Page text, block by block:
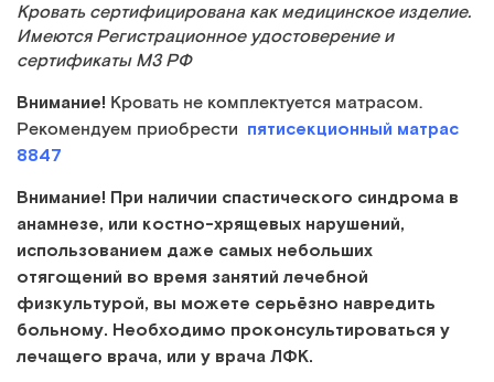
Кровать сертифицирована как медицинское изделие.
Имеются Регистрационное удостоверение и
сертификаты МЗ РФ
Внимание! Кровать не комплектуется матрасом.
Рекомендуем приобрести пятисекционный матрас
8847
Внимание! При наличии спастического синдрома в
анамнезе, или костно-хрящевых нарушений,
использованием даже самых небольших
отягощений во время занятий лечебной
физкультурой, вы можете серьёзно навредить
больному. Необходимо проконсультироваться у
лечащего врача, или у врача ЛФК.